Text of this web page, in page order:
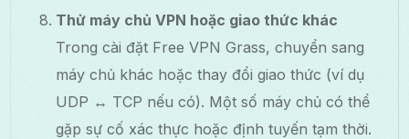
Thử máy chủ VPN hoặc giao thức khác
Trong cài đặt Free VPN Grass, chuyển sang
máy chủ khác hoặc thay đổi giao thức (ví dụ
UDP ↔ TCP nếu có). Một số máy chủ có thể
gặp sự cố xác thực hoặc định tuyến tạm thời.